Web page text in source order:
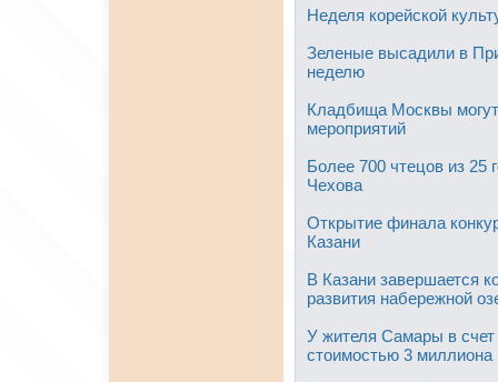
Неделя корейской
Зеленые высадили в
неделю
Кладбища Москвы
мероприятий
Более 700 чтецов из 25
Чехова
Открытие финала
Казани
В Казани завершается
развития набережной
У жителя Самары в
стоимостью 3 миллиона